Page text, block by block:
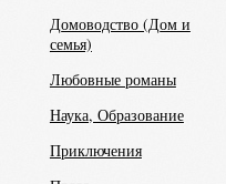
Домоводство (Дом и
семья)
Любовные романы
Наука, Образование
Приключения